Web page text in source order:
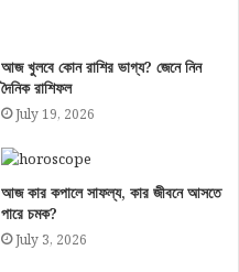
আজ খুলবে কোন রাশির ভাগ্য? জেনে নিন
দৈনিক রাশিফল
July 19, 2026
আজ কার কপালে সাফল্য, কার জীবনে আসতে
পারে চমক?
July 3, 2026